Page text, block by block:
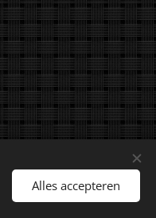
Alles accepteren